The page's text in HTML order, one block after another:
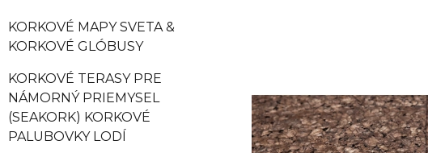
KORKOVÉ MAPY SVETA &
KORKOVÉ GLÓBUSY
KORKOVÉ TERASY PRE
NÁMORNÝ PRIEMYSEL
(SEAKORK) KORKOVÉ
PALUBOVKY LODÍ